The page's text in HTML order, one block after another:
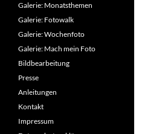
Galerie: Monatsthemen
Galerie: Fotowalk
Galerie: Wochenfoto
Galerie: Mach mein Foto
Bildbearbeitung
Presse
Anleitungen
Kontakt
Impressum